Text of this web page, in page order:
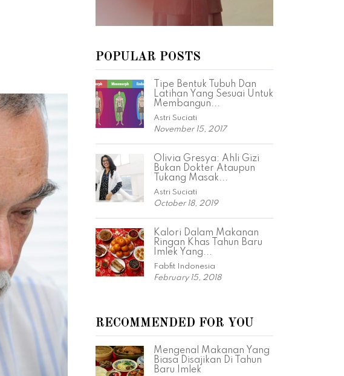
POPULAR POSTS
Tipe Bentuk Tubuh Dan
Latihan Yang Sesuai Untuk
Membangun...
Astri Suciati
November 15, 2017
Olivia Gresya: Ahli Gizi
Bukan Dokter Ataupun
Tukang Masak...
Astri Suciati
October 18, 2019
Kalori Dalam Makanan
Ringan Khas Tahun Baru
Imlek Yang...
Fabfit Indonesia
February 15, 2018
RECOMMENDED FOR YOU
Mengenal Makanan Yang
Biasa Disajikan Di Tahun
Baru Imlek